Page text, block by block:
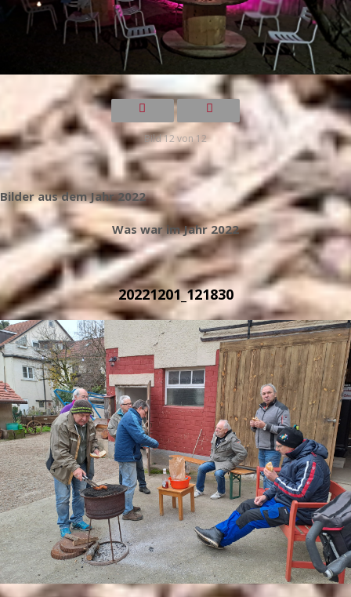
Bild 12 von 12
Bilder aus dem Jahr 2022
Was war im Jahr 2022
20221201_121830